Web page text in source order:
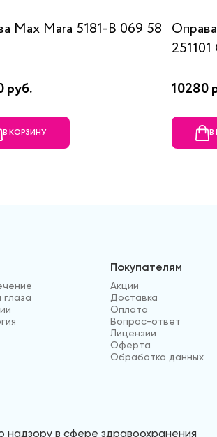
Max Mara 5181-B 069 58
руб.
В КОРЗИНУ
10280
В
глаза
Покупателям
Акции
Доставка
Оплата
Вопрос-ответ
Лицензии
Оферта
Обработка данных
в сфере здравоохранения